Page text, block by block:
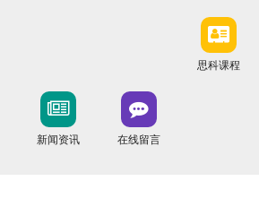
思科课程
新闻资讯 在线留言